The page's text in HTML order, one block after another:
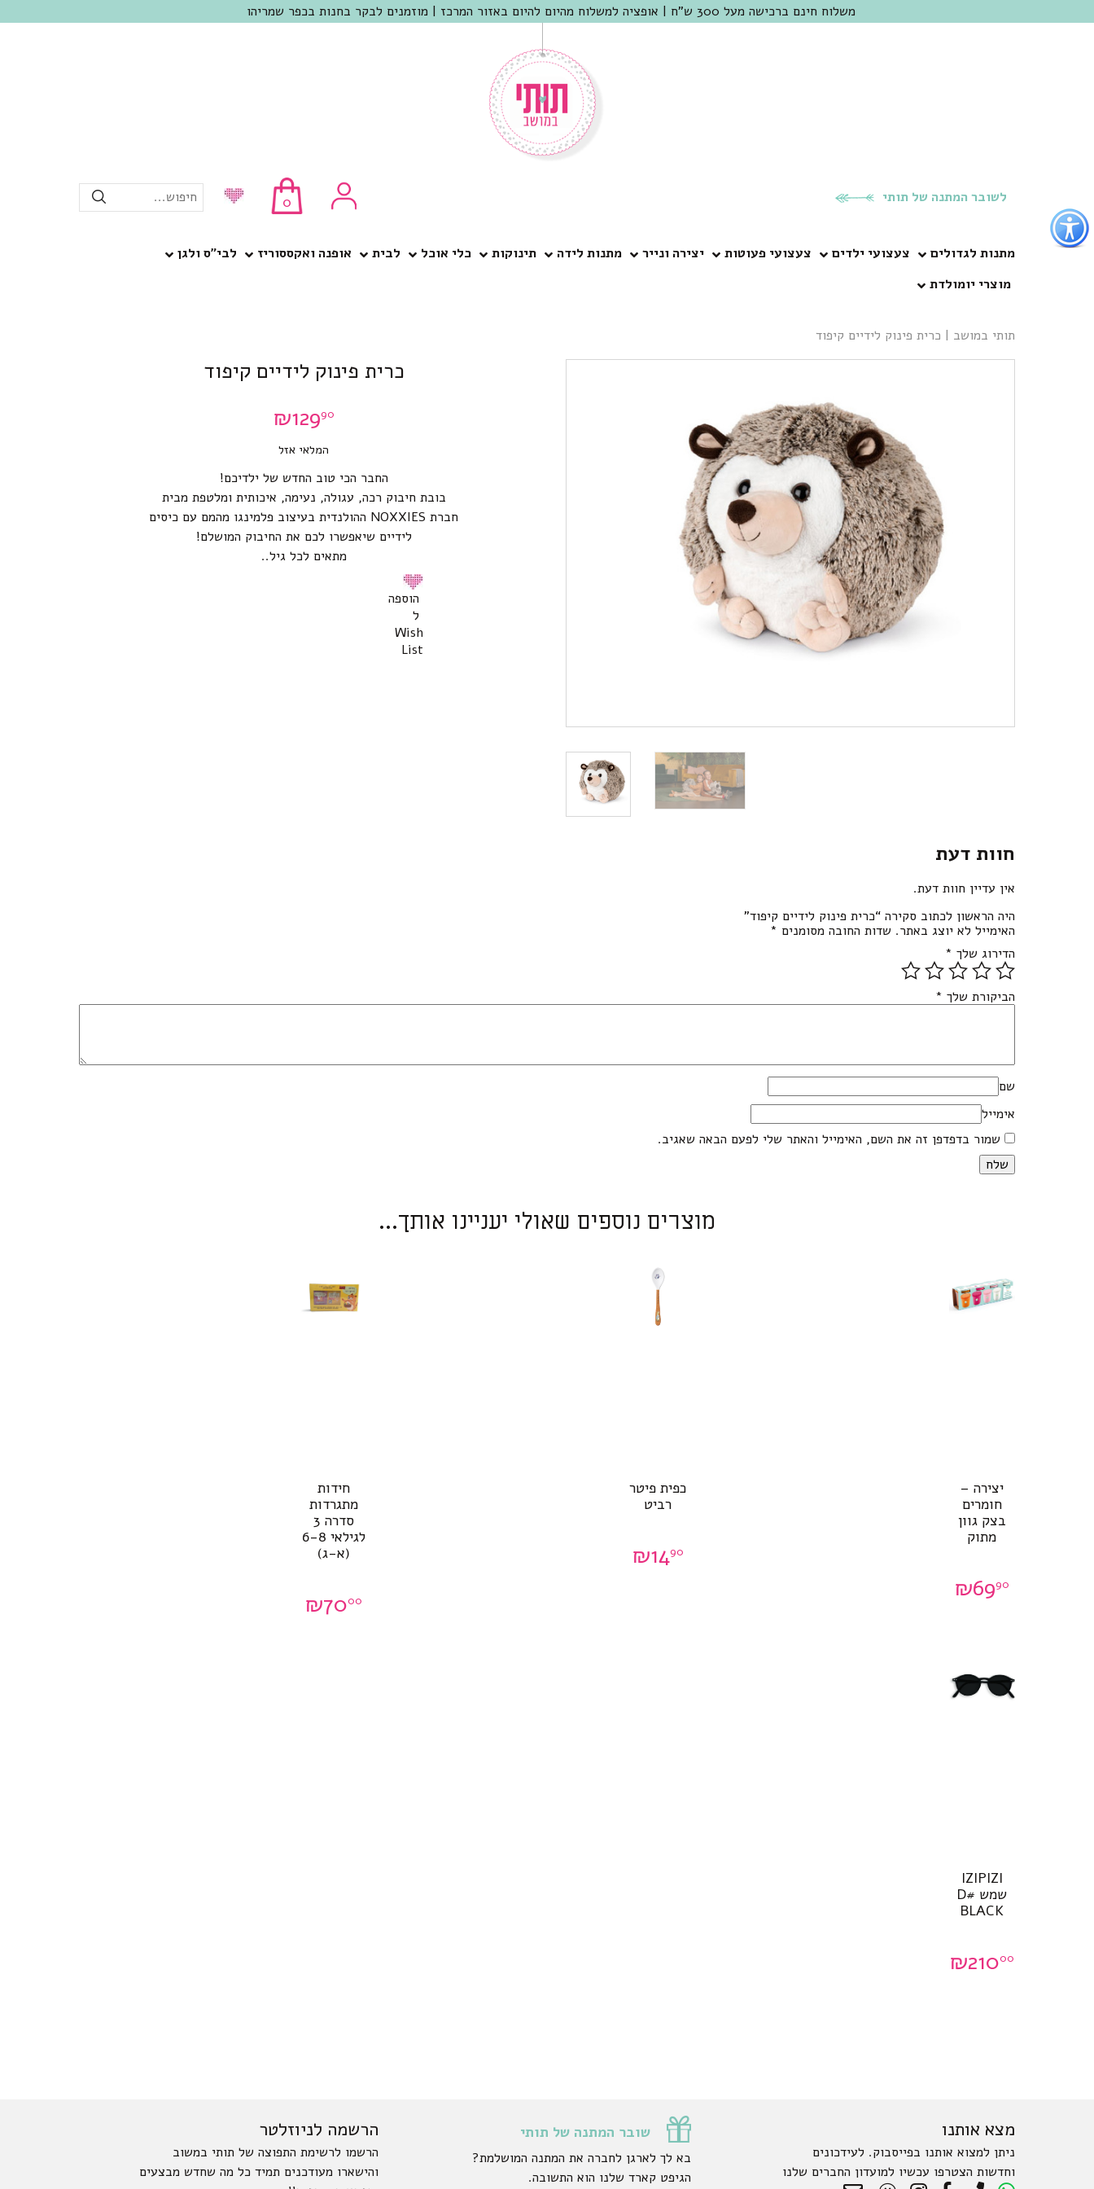
כפתור
לפתיחת
תפריט
נגישות
משלוח חינם ברכישה מעל 300 ש"ח | אופציה למשלוח מהיום להיום באזור המרכז | מוזמנים לבקר בחנות בכפר שמריהו
לשובר המתנה של תותי 0 חיפוש...
מתנות לגדולים צעצועי ילדים צעצועי פעוטות יצירה ונייר מתנות לידה תינוקות כלי אוכל לבית אופנה ואקססוריז
לבי”ס ולגן
מוצרי יומולדת
תותי במושב | כרית פינוק לידיים קיפוד
כרית פינוק לידיים קיפוד
₪12990
המלאי אזל
החבר הכי טוב החדש של ילדיכם!
בובת חיבוק רכה, עגולה, נעימה, איכותית ומלטפת מבית
חברת NOXXIES ההולנדית בעיצוב פלמינגו מהמם עם כיסים
לידיים שיאפשרו לכם את החיבוק המושלם!
מתאים לכל גיל..
הוספה
ל
Wish
List
חוות דעת
אין עדיין חוות דעת.
היה הראשון לכתוב סקירה “כרית פינוק לידיים קיפוד”
האימייל לא יוצג באתר. שדות החובה מסומנים *
הדירוג שלך *
הביקורת שלך *
שם
אימייל
שמור בדפדפן זה את השם, האימייל והאתר שלי לפעם הבאה שאגיב.
מוצרים נוספים שאולי יעניינו אותך...
יצירה –
חומרים
בצק גוון
מתוק
₪6990
כפית פיטר
רביט
₪1490
חידות
מתגרדות
סדרה 3
לגילאי 6-8
(א-ג)
₪7000
IZIPIZI
שמש #D
BLACK
₪21000
מצא אותנו
ניתן למצוא אותנו בפייסבוק. לעידכונים
וחדשות הצטרפו עכשיו למועדון החברים שלנו
שובר המתנה של תותי
בא לך לארגן לחברה את המתנה המושלמת?
הגיפט קארד שלנו הוא התשובה.
הרשמה לניוזלטר
הרשמו לרשימת התפוצה של תותי במשוב
והישארו מעודכנים תמיד כל מה שחדש מבצעים